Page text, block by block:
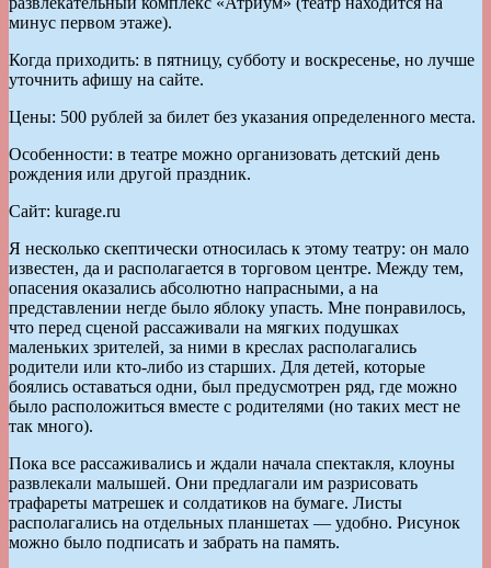
минус первом этаже).
Когда приходить: в пятницу, субботу и воскресенье, но лучше
уточнить афишу на сайте.
Цены: 500 рублей за билет без указания определенного места.
Особенности: в театре можно организовать детский день
рождения или другой праздник.
Сайт: kurage.ru
Я несколько скептически относилась к этому театру: он мало
известен, да и располагается в торговом центре. Между тем,
опасения оказались абсолютно напрасными, а на
представлении негде было яблоку упасть. Мне понравилось,
что перед сценой рассаживали на мягких подушках
маленьких зрителей, за ними в креслах располагались
родители или кто-либо из старших. Для детей, которые
боялись оставаться одни, был предусмотрен ряд, где можно
было расположиться вместе с родителями (но таких мест не
так много).
Пока все рассаживались и ждали начала спектакля, клоуны
развлекали малышей. Они предлагали им разрисовать
трафареты матрешек и солдатиков на бумаге. Листы
располагались на отдельных планшетах — удобно. Рисунок
можно было подписать и забрать на память.